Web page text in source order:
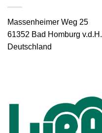
Massenheimer Weg 25
61352 Bad Homburg v.d.H.
Deutschland